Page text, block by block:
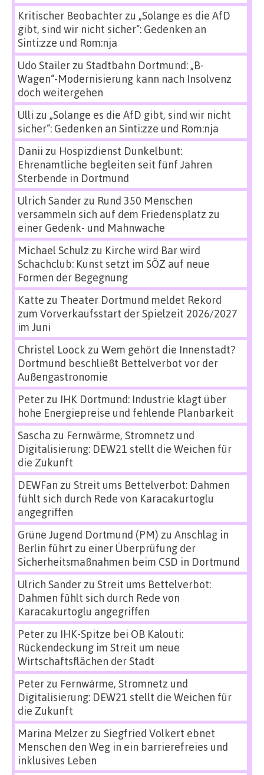
Kritischer Beobachterzu „Solange es die AfD
gibt, sind wir nicht sicher“: Gedenken an
Sinti:zze und Rom:nja
Udo Stailerzu Stadtbahn Dortmund: „B-
Wagen“-Modernisierung kann nach Insolvenz
doch weitergehen
Ulli zu „Solange es die AfD gibt, sind wir nicht
sicher“: Gedenken an Sinti:zze und Rom:nja
Danii zu Hospizdienst Dunkelbunt:
Ehrenamtliche begleiten seit fünf Jahren
Sterbende in Dortmund
Ulrich Sanderzu Rund 350 Menschen
versammeln sich auf dem Friedensplatz zu
einer Gedenk- und Mahnwache
Michael Schulz zu Kirche wird Bar wird
Schachclub: Kunst setzt im SÖZ auf neue
Formen der Begegnung
Katte zu Theater Dortmund meldet Rekord
zum Vorverkaufsstart der Spielzeit 2026/2027
im Juni
Christel Loock zu Wem gehört die Innenstadt?
Dortmund beschließt Bettelverbot vor der
Außengastronomie
Peterzu IHK Dortmund: Industrie klagt über
hohe Energiepreise und fehlende Planbarkeit
Sascha zu Fernwärme, Stromnetz und
Digitalisierung: DEW21 stellt die Weichen für
die Zukunft
DEWFan zu Streit ums Bettelverbot: Dahmen
fühlt sich durch Rede von Karacakurtoglu
angegriffen
Grüne Jugend Dortmund (PM) zu Anschlag in
Berlin führt zu einer Überprüfung der
Sicherheitsmaßnahmen beim CSD in Dortmund
Ulrich Sanderzu Streit ums Bettelverbot:
Dahmen fühlt sich durch Rede von
Karacakurtoglu angegriffen
Peterzu IHK-Spitze bei OB Kalouti:
Rückendeckung im Streit um neue
Wirtschaftsflächen der Stadt
Peterzu Fernwärme, Stromnetz und
Digitalisierung: DEW21 stellt die Weichen für
die Zukunft
Marina Melzerzu Siegfried Volkert ebnet
Menschen den Weg in ein barrierefreies und
inklusives Leben